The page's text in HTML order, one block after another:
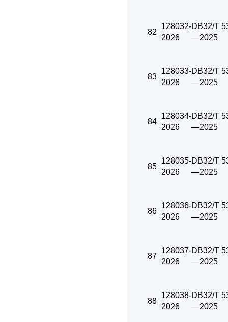
82
128032-
2026
DB32/T
—2025
83
128033-
2026
DB32/T
—2025
84
128034-
2026
DB32/T
—2025
85
128035-
2026
DB32/T
—2025
86
128036-
2026
DB32/T
—2025
87
128037-
2026
DB32/T
—2025
88
128038-
2026
DB32/T
—2025